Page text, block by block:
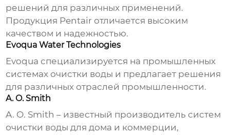
решений для различных применений.
Продукция Pentair отличается высоким
качеством и надежностью.
Evoqua Water Technologies
Evoqua специализируется на промышленных
системах очистки воды и предлагает решения
для различных отраслей промышленности.
A. O. Smith
A. O. Smith – известный производитель систем
очистки воды для дома и коммерции,